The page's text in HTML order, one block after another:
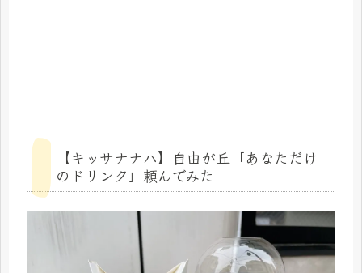
【キッサナナハ】自由が丘「あなただけ
のドリンク」頼んでみた